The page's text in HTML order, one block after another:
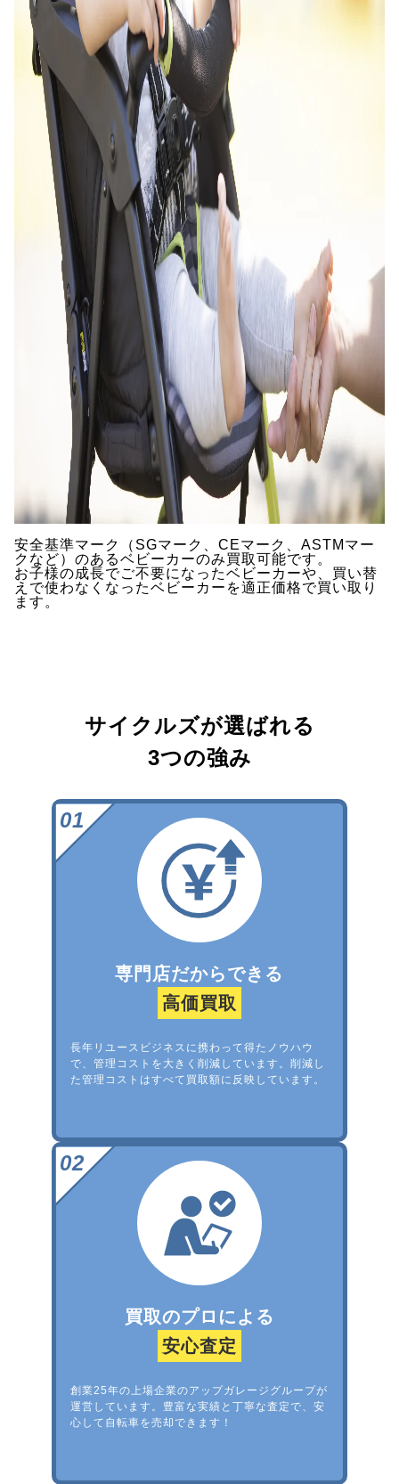
安全基準マーク（SGマーク、CEマーク、ASTMマー
クなど）のあるベビーカーのみ買取可能です。
お子様の成長でご不要になったベビーカーや、買い替
えで使わなくなったベビーカーを適正価格で買い取り
ます。
サイクルズが選ばれる
3つの強み
専門店だからできる
高価買取
長年リユースビジネスに携わって得たノウハウ
で、管理コストを大きく削減しています。削減し
た管理コストはすべて買取額に反映しています。
買取のプロによる
安心査定
創業25年の上場企業のアップガレージグループが
運営しています。豊富な実績と丁寧な査定で、安
心して自転車を売却できます！